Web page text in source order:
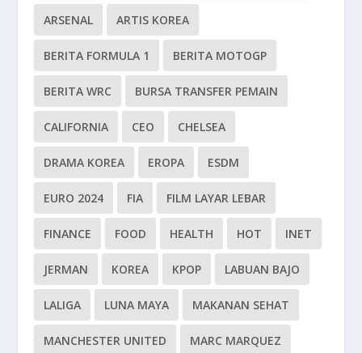
ARSENAL ARTIS KOREA
BERITA FORMULA 1 BERITA MOTOGP
BERITA WRC BURSA TRANSFER PEMAIN
CALIFORNIA CEO CHELSEA
DRAMA KOREA EROPA ESDM
EURO 2024 FIA FILM LAYAR LEBAR
FINANCE FOOD HEALTH HOT INET
JERMAN KOREA KPOP LABUAN BAJO
LALIGA LUNA MAYA MAKANAN SEHAT
MANCHESTER UNITED MARC MARQUEZ